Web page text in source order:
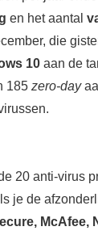
en het aantal
die
10aan de
185 zero-day
20 anti-virus
je de
McAfee,